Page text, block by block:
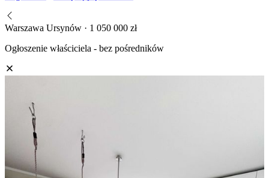
Warszawa Ursynów · 1 050 000 zł
Ogłoszenie właściciela - bez pośredników